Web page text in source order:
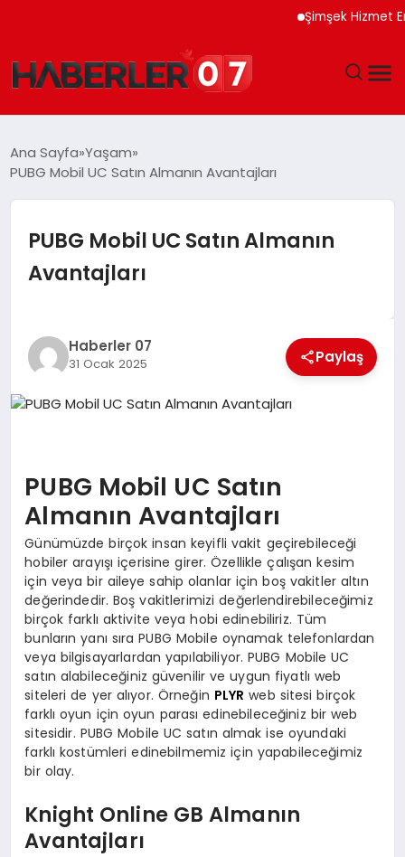
Şimşek Hizmet
YAŞAM
SPOR
EĞITIM
Ana Sayfa Yaşam
PUBG Mobil UC Satın Almanın Avantajları
PUBG Mobil UC Satın Almanın
Avantajları
Haberler 07
31 Ocak 2025 Paylaş
PUBG Mobil UC Satın
Almanın Avantajları
Günümüzde birçok insan keyifli vakit geçirebileceği
hobiler arayışı içerisine girer. Özellikle çalışan kesim
için veya bir aileye sahip olanlar için boş vakitler altın
değerindedir. Boş vakitlerimizi değerlendirebileceğimiz
birçok farklı aktivite veya hobi edinebiliriz. Tüm
bunların yanı sıra PUBG Mobile oynamak telefonlardan
veya bilgisayarlardan yapılabiliyor. PUBG Mobile UC
satın alabileceğiniz güvenilir ve uygun fiyatlı web
siteleri de yer alıyor. Örneğin PLYR web sitesi birçok
farklı oyun için oyun parası edinebileceğiniz bir web
sitesidir. PUBG Mobile UC satın almak ise oyundaki
farklı kostümleri edinebilmemiz için yapabileceğimiz
bir olay.
Knight Online GB Almanın
Avantajları